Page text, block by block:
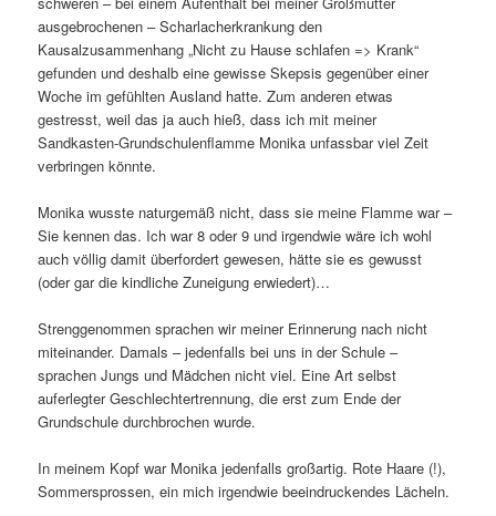
ausgebrochenen – Scharlacherkrankung den
Kausalzusammenhang „Nicht zu Hause schlafen => Krank“
gefunden und deshalb eine gewisse Skepsis gegenüber einer
Woche im gefühlten Ausland hatte. Zum anderen etwas
gestresst, weil das ja auch hieß, dass ich mit meiner
Sandkasten-Grundschulenflamme Monika unfassbar viel Zeit
verbringen könnte.
Monika wusste naturgemäß nicht, dass sie meine Flamme war –
Sie kennen das. Ich war 8 oder 9 und irgendwie wäre ich wohl
auch völlig damit überfordert gewesen, hätte sie es gewusst
(oder gar die kindliche Zuneigung erwiedert)…
Strenggenommen sprachen wir meiner Erinnerung nach nicht
miteinander. Damals – jedenfalls bei uns in der Schule –
sprachen Jungs und Mädchen nicht viel. Eine Art selbst
auferlegter Geschlechtertrennung, die erst zum Ende der
Grundschule durchbrochen wurde.
In meinem Kopf war Monika jedenfalls großartig. Rote Haare (!),
Sommersprossen, ein mich irgendwie beeindruckendes Lächeln.